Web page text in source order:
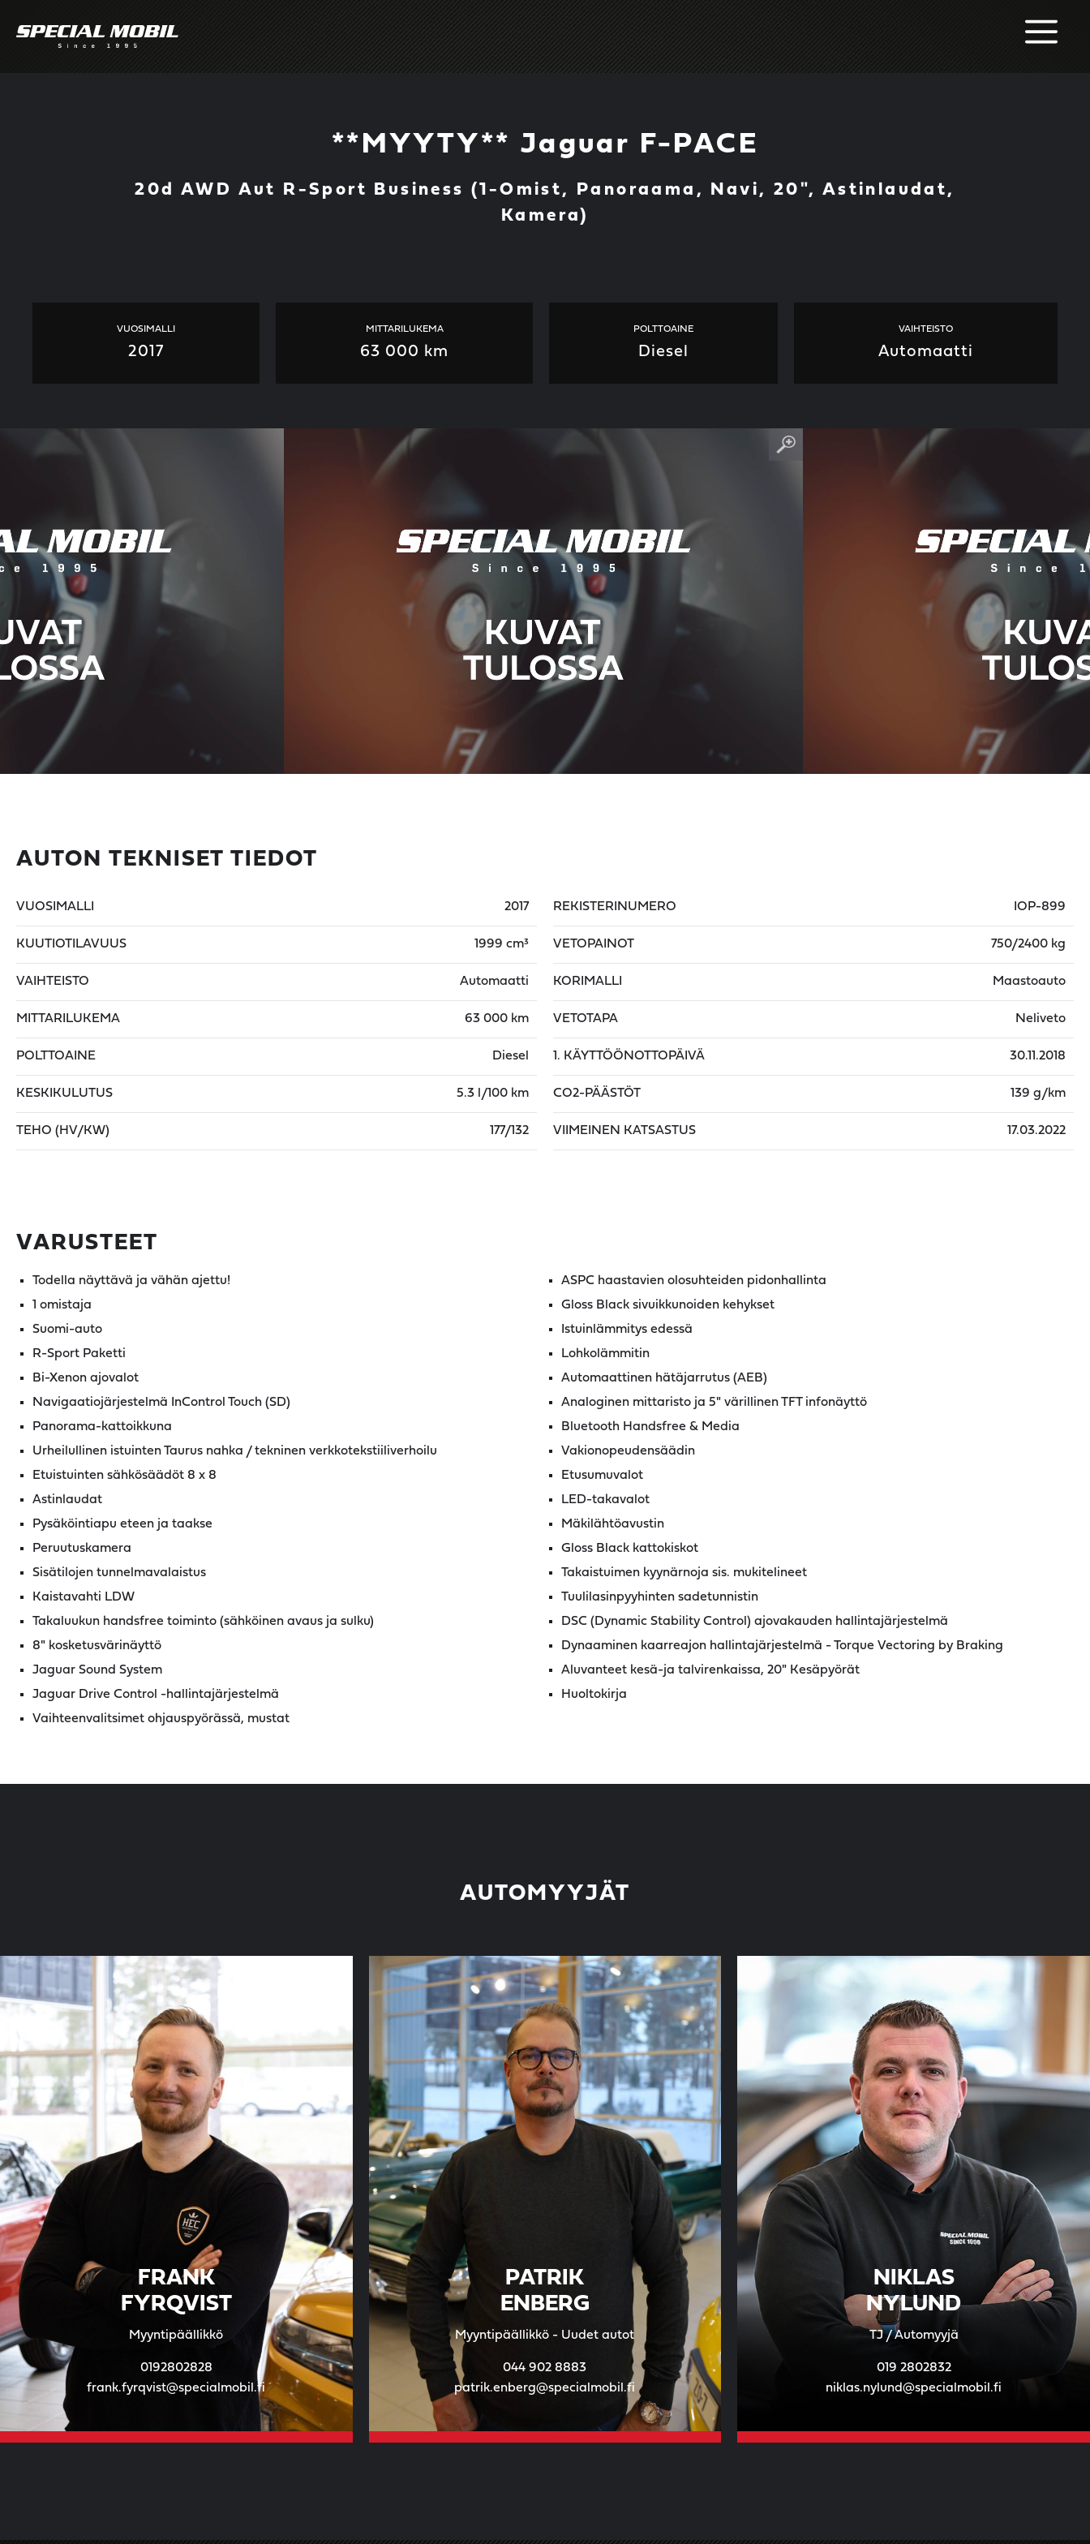
**MYYTY** Jaguar F-PACE
20d AWD Aut R-Sport Business (1-Omist, Panoraama, Navi, 20", Astinlaudat,
Kamera)
VUOSIMALLI
2017
MITTARILUKEMA
63 000 km
POLTTOAINE
Diesel
VAIHTEISTO
Automaatti
AUTON TEKNISET TIEDOT
VUOSIMALLI 2017
KUUTIOTILAVUUS 1999 cm³
VAIHTEISTO Automaatti
MITTARILUKEMA 63 000 km
POLTTOAINE Diesel
KESKIKULUTUS 5.3 l/100 km
TEHO (HV/KW) 177/132
REKISTERINUMERO IOP-899
VETOPAINOT 750/2400 kg
KORIMALLI Maastoauto
VETOTAPA Neliveto
1. KÄYTTÖÖNOTTOPÄIVÄ 30.11.2018
CO2-PÄÄSTÖT 139 g/km
VIIMEINEN KATSASTUS 17.03.2022
VARUSTEET
Todella näyttävä ja vähän ajettu!
1 omistaja
Suomi-auto
R-Sport Paketti
Bi-Xenon ajovalot
Navigaatiojärjestelmä InControl Touch (SD)
Panorama-kattoikkuna
Urheilullinen istuinten Taurus nahka / tekninen verkkotekstiiliverhoilu
Etuistuinten sähkösäädöt 8 x 8
Astinlaudat
Pysäköintiapu eteen ja taakse
Peruutuskamera
Sisätilojen tunnelmavalaistus
Kaistavahti LDW
Takaluukun handsfree toiminto (sähköinen avaus ja sulku)
8" kosketusvärinäyttö
Jaguar Sound System
Jaguar Drive Control -hallintajärjestelmä
Vaihteenvalitsimet ohjauspyörässä, mustat
ASPC haastavien olosuhteiden pidonhallinta
Gloss Black sivuikkunoiden kehykset
Istuinlämmitys edessä
Lohkolämmitin
Automaattinen hätäjarrutus (AEB)
Analoginen mittaristo ja 5" värillinen TFT infonäyttö
Bluetooth Handsfree & Media
Vakionopeudensäädin
Etusumuvalot
LED-takavalot
Mäkilähtöavustin
Gloss Black kattokiskot
Takaistuimen kyynärnoja sis. mukitelineet
Tuulilasinpyyhinten sadetunnistin
DSC (Dynamic Stability Control) ajovakauden hallintajärjestelmä
Dynaaminen kaarreajon hallintajärjestelmä - Torque Vectoring by Braking
Aluvanteet kesä-ja talvirenkaissa, 20" Kesäpyörät
Huoltokirja
AUTOMYYJÄT
FRANK
FYRQVIST
Myyntipäällikkö
0192802828
frank.fyrqvist@specialmobil.fi
PATRIK
ENBERG
Myyntipäällikkö - Uudet autot
044 902 8883
patrik.enberg@specialmobil.fi
NIKLAS
NYLUND
TJ / Automyyjä
019 2802832
niklas.nylund@specialmobil.fi